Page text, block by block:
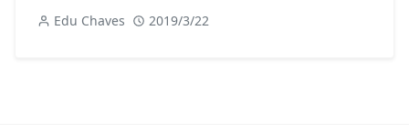
Edu Chaves 2019/3/22